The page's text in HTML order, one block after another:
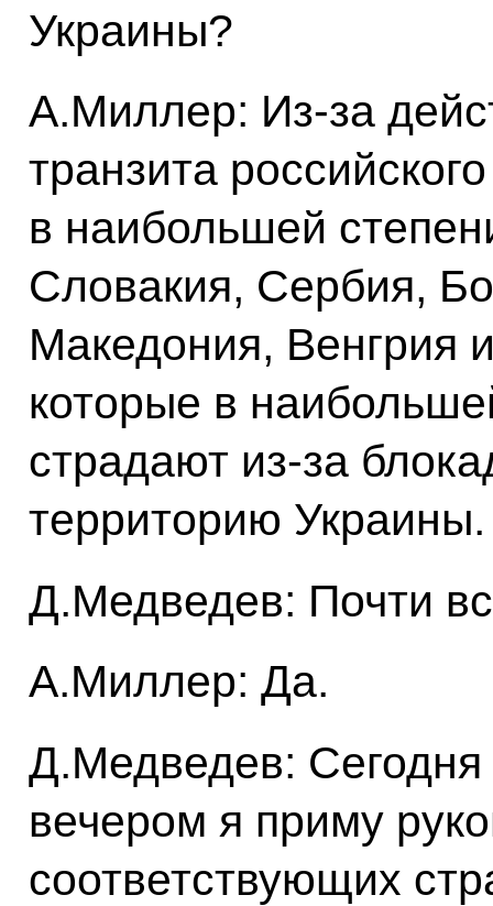
Украины?
А.Миллер: Из‑за
транзита
в наибольшей
Словакия, Сербия,
Македония, Венгрия
которые в
страдают из‑за
территорию Украины.
Д.Медведев: Почти
А.Миллер: Да.
Д.Медведев: Сегодня
вечером я приму
соответствующих